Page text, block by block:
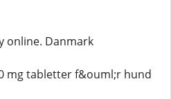
online. Danmark
mg tabletter f&ouml;r hund